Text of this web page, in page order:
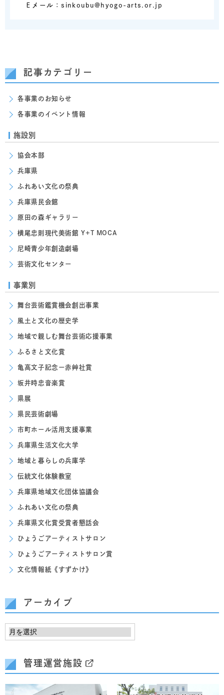
Ｅメール：sinkoubu@hyogo-arts.or.jp
記事カテゴリー
各事業のお知らせ
各事業のイベント情報
施設別
協会本部
兵庫県
ふれあい文化の祭典
兵庫県民会館
原田の森ギャラリー
横尾忠則現代美術館 Y+T MOCA
尼崎青少年創造劇場
芸術文化センター
事業別
舞台芸術鑑賞機会創出事業
風土と文化の歴史学
地域で親しむ舞台芸術応援事業
ふるさと文化賞
亀高文子記念ー赤艸社賞
坂井時忠音楽賞
県展
県民芸術劇場
市町ホール活用支援事業
兵庫県生活文化大学
地域と暮らしの兵庫学
伝統文化体験教室
兵庫県地域文化団体協議会
ふれあい文化の祭典
兵庫県文化賞受賞者懇話会
ひょうごアーティストサロン
ひょうごアーティストサロン賞
文化情報紙《すずかけ》
アーカイブ
管理運営施設